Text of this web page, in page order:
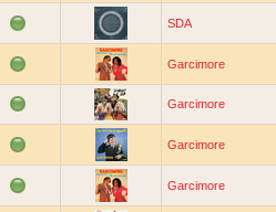
SDA
Garcimore
Garcimore
Garcimore
Garcimore